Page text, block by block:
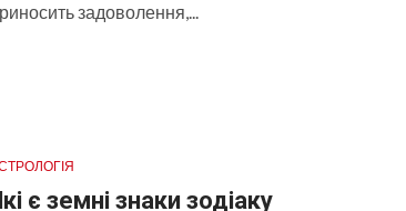
задоволення,...
є земні знаки зодіаку